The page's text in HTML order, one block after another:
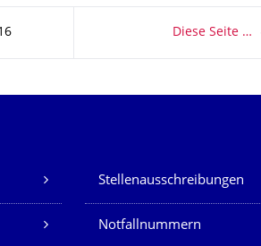
Diese Seite …
Stellenausschreibungen
Notfallnummern